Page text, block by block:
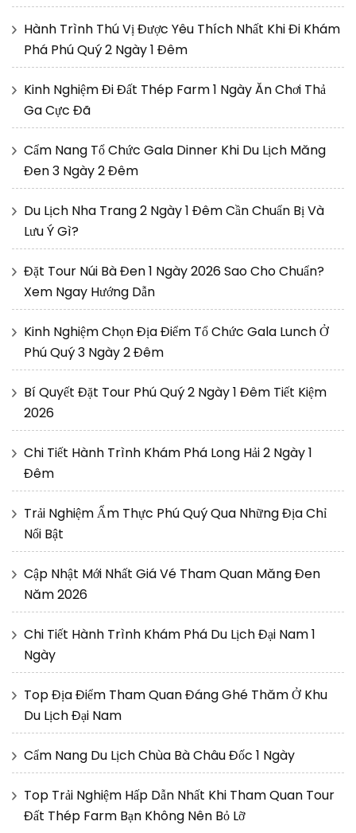
Hành Trình Thú Vị Được Yêu Thích Nhất Khi Đi Khám
Phá Phú Quý 2 Ngày 1 Đêm
Kinh Nghiệm Đi Đất Thép Farm 1 Ngày Ăn Chơi Thả
Ga Cực Đã
Cẩm Nang Tổ Chức Gala Dinner Khi Du Lịch Măng
Đen 3 Ngày 2 Đêm
Du Lịch Nha Trang 2 Ngày 1 Đêm Cần Chuẩn Bị Và
Lưu Ý Gì?
Đặt Tour Núi Bà Đen 1 Ngày 2026 Sao Cho Chuẩn?
Xem Ngay Hướng Dẫn
Kinh Nghiệm Chọn Địa Điểm Tổ Chức Gala Lunch Ở
Phú Quý 3 Ngày 2 Đêm
Bí Quyết Đặt Tour Phú Quý 2 Ngày 1 Đêm Tiết Kiệm
2026
Chi Tiết Hành Trình Khám Phá Long Hải 2 Ngày 1
Đêm
Trải Nghiệm Ẩm Thực Phú Quý Qua Những Địa Chỉ
Nổi Bật
Cập Nhật Mới Nhất Giá Vé Tham Quan Măng Đen
Năm 2026
Chi Tiết Hành Trình Khám Phá Du Lịch Đại Nam 1
Ngày
Top Địa Điểm Tham Quan Đáng Ghé Thăm Ở Khu
Du Lịch Đại Nam
Cẩm Nang Du Lịch Chùa Bà Châu Đốc 1 Ngày
Top Trải Nghiệm Hấp Dẫn Nhất Khi Tham Quan Tour
Đất Thép Farm Bạn Không Nên Bỏ Lỡ